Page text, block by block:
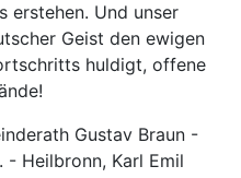
erstehen. Und unser
Geist den ewigen
huldigt, offene
Gustav Braun -
- Heilbronn, Karl Emil